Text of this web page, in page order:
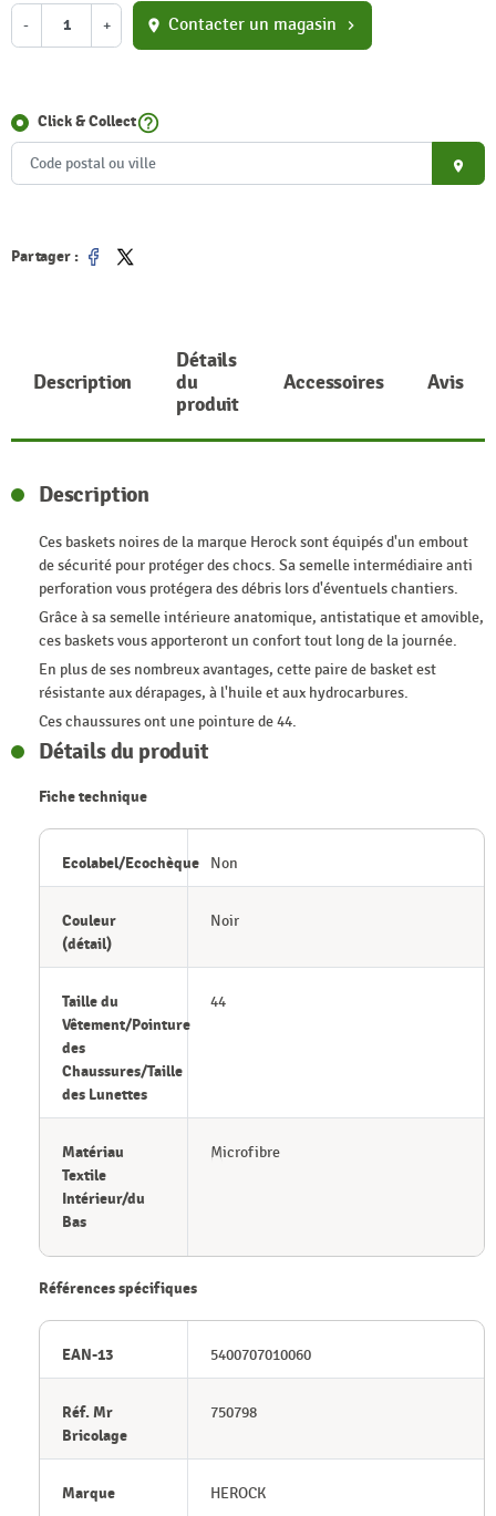
- + location_on Contacter un magasin chevron_right
Click & Collecthelp_outline
place
Partager :
Partager
Tweet
Description
Détails
du
produit
Accessoires Avis
Description
Ces baskets noires de la marque Herock sont équipés d'un embout
de sécurité pour protéger des chocs. Sa semelle intermédiaire anti
perforation vous protégera des débris lors d'éventuels chantiers.
Grâce à sa semelle intérieure anatomique, antistatique et amovible,
ces baskets vous apporteront un confort tout long de la journée.
En plus de ses nombreux avantages, cette paire de basket est
résistante aux dérapages, à l'huile et aux hydrocarbures.
Ces chaussures ont une pointure de 44.
Détails du produit
Fiche technique
Ecolabel/Ecochèque Non
Couleur
(détail)
Noir
Taille du
Vêtement/Pointure
des
Chaussures/Taille
des Lunettes
44
Matériau
Textile
Intérieur/du
Bas
Microfibre
Références spécifiques
EAN-13 5400707010060
Réf. Mr
Bricolage
750798
Marque HEROCK